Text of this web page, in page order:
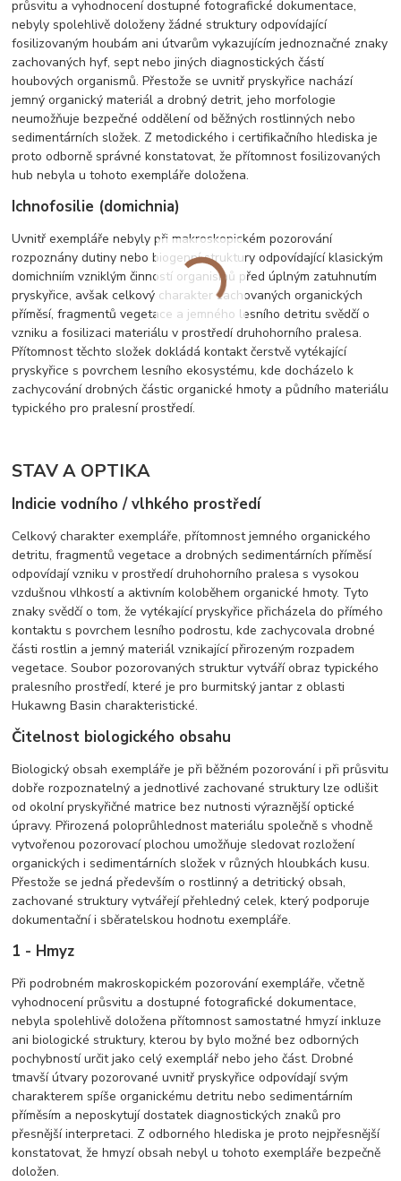
průsvitu a vyhodnocení dostupné fotografické dokumentace,
nebyly spolehlivě doloženy žádné struktury odpovídající
fosilizovaným houbám ani útvarům vykazujícím jednoznačné znaky
zachovaných hyf, sept nebo jiných diagnostických částí
houbových organismů. Přestože se uvnitř pryskyřice nachází
jemný organický materiál a drobný detrit, jeho morfologie
neumožňuje bezpečné oddělení od běžných rostlinných nebo
sedimentárních složek. Z metodického i certifikačního hlediska je
proto odborně správné konstatovat, že přítomnost fosilizovaných
hub nebyla u tohoto exempláře doložena.
Ichnofosilie (domichnia)
Uvnitř exempláře nebyly při makroskopickém pozorování
rozpoznány dutiny nebo biogenní struktury odpovídající klasickým
domichniím vzniklým činností organismů před úplným zatuhnutím
pryskyřice, avšak celkový charakter zachovaných organických
příměsí, fragmentů vegetace a jemného lesního detritu svědčí o
vzniku a fosilizaci materiálu v prostředí druhohorního pralesa.
Přítomnost těchto složek dokládá kontakt čerstvě vytékající
pryskyřice s povrchem lesního ekosystému, kde docházelo k
zachycování drobných částic organické hmoty a půdního materiálu
typického pro pralesní prostředí.
STAV A OPTIKA
Indicie vodního / vlhkého prostředí
Celkový charakter exempláře, přítomnost jemného organického
detritu, fragmentů vegetace a drobných sedimentárních příměsí
odpovídají vzniku v prostředí druhohorního pralesa s vysokou
vzdušnou vlhkostí a aktivním koloběhem organické hmoty. Tyto
znaky svědčí o tom, že vytékající pryskyřice přicházela do přímého
kontaktu s povrchem lesního podrostu, kde zachycovala drobné
části rostlin a jemný materiál vznikající přirozeným rozpadem
vegetace. Soubor pozorovaných struktur vytváří obraz typického
pralesního prostředí, které je pro burmitský jantar z oblasti
Hukawng Basin charakteristické.
Čitelnost biologického obsahu
Biologický obsah exempláře je při běžném pozorování i při průsvitu
dobře rozpoznatelný a jednotlivé zachované struktury lze odlišit
od okolní pryskyřičné matrice bez nutnosti výraznější optické
úpravy. Přirozená poloprůhlednost materiálu společně s vhodně
vytvořenou pozorovací plochou umožňuje sledovat rozložení
organických i sedimentárních složek v různých hloubkách kusu.
Přestože se jedná především o rostlinný a detritický obsah,
zachované struktury vytvářejí přehledný celek, který podporuje
dokumentační i sběratelskou hodnotu exempláře.
1 - Hmyz
Při podrobném makroskopickém pozorování exempláře, včetně
vyhodnocení průsvitu a dostupné fotografické dokumentace,
nebyla spolehlivě doložena přítomnost samostatné hmyzí inkluze
ani biologické struktury, kterou by bylo možné bez odborných
pochybností určit jako celý exemplář nebo jeho část. Drobné
tmavší útvary pozorované uvnitř pryskyřice odpovídají svým
charakterem spíše organickému detritu nebo sedimentárním
příměsím a neposkytují dostatek diagnostických znaků pro
přesnější interpretaci. Z odborného hlediska je proto nejpřesnější
konstatovat, že hmyzí obsah nebyl u tohoto exempláře bezpečně
doložen.